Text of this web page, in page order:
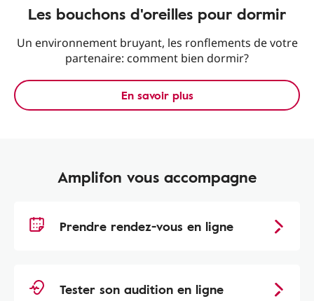
Les bouchons d'oreilles pour dormir
Un environnement bruyant, les ronflements de votre
partenaire: comment bien dormir?
En savoir plus
Amplifon vous accompagne
Prendre rendez-vous en ligne
Tester son audition en ligne